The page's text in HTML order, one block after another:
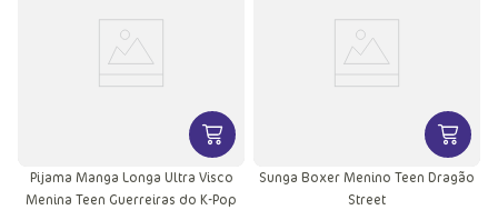
VER MAIS INFORMAÇÕES DO
Pijama Manga Longa Ultra Visco
Menina Teen Guerreiras do K-Pop
VER
Sunga Boxer Menino Teen Dragão
Street